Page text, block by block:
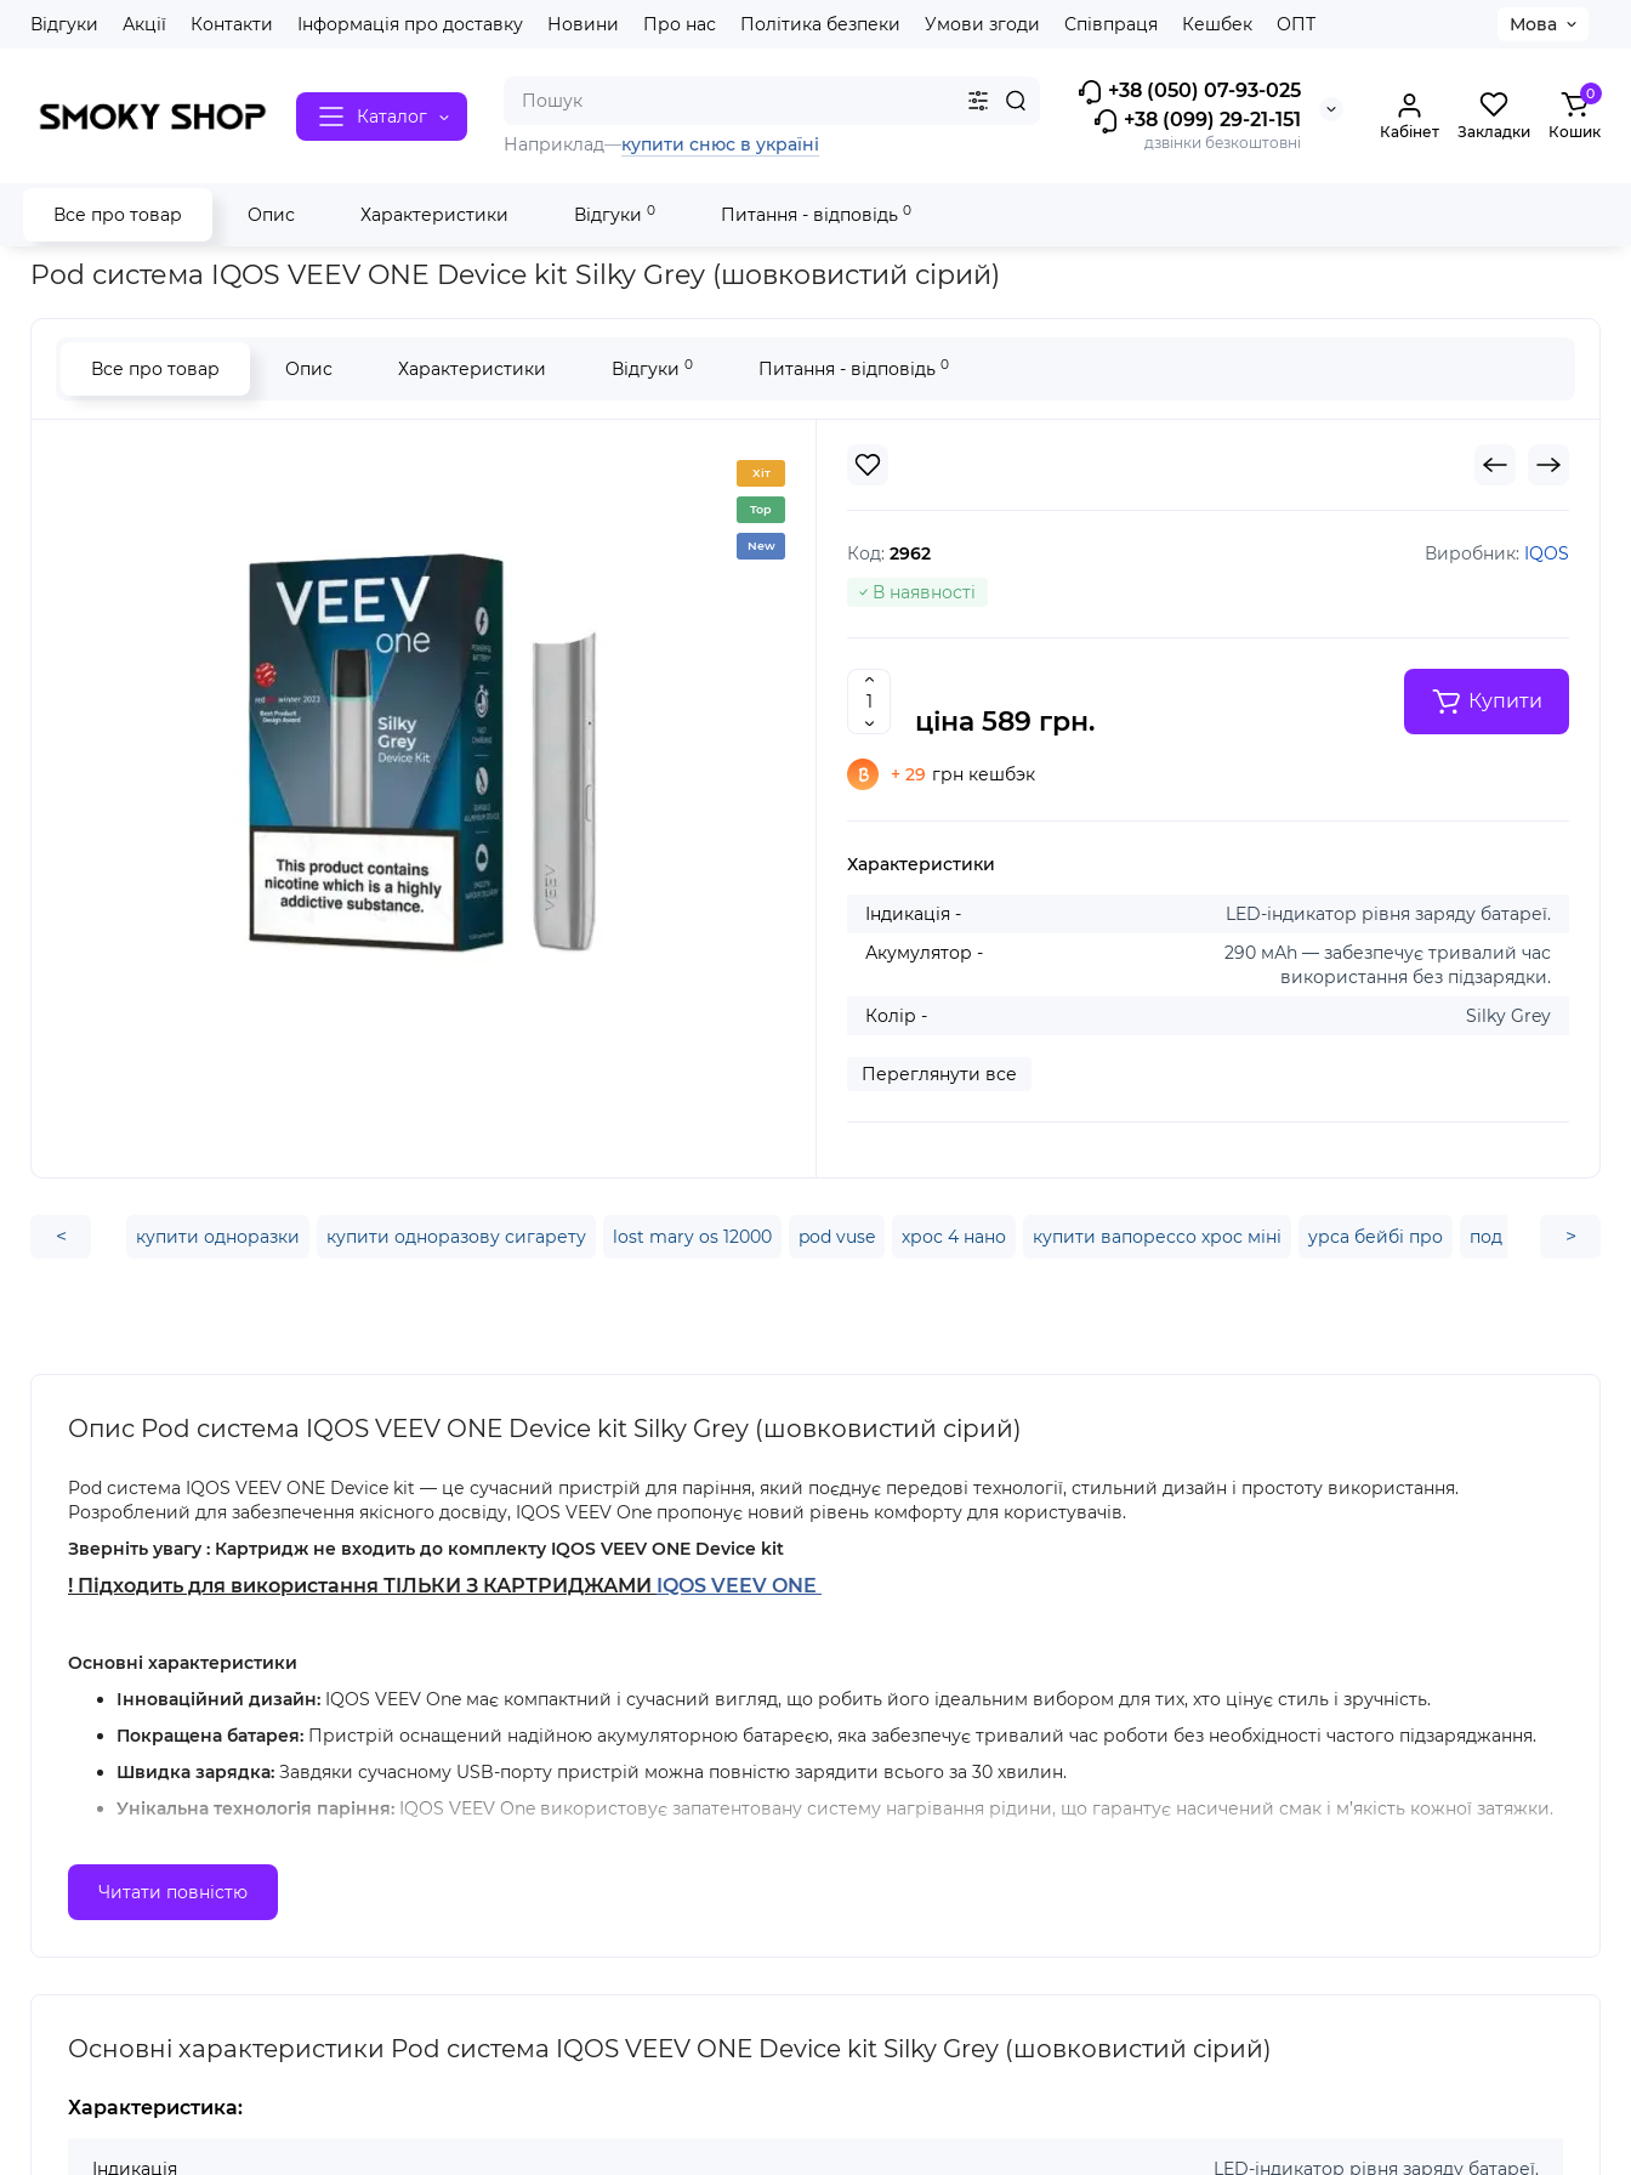
Відгуки Акції Контакти Інформація про доставку Новини Про нас Політика безпеки Умови згоди Співпраця Кешбек ОПТ Мова
Каталог
+38 (050) 07-93-025
+38 (099) 29-21-151
дзвінки безкоштовні
Наприклад—купити снюс в україні
Кабінет Закладки
0
Кошик
Все про товар Опис Характеристики Відгуки 0 Питання - відповідь 0
Вейп шоп Smoky shop Все для вейпінгу Pod системи Pod системи IQOS VEEV one Pod система IQOS VEEV ONE Device kit Silky Grey (шовковистий сірий)
Pod система IQOS VEEV ONE Device kit Silky Grey (шовковистий сірий)
Все про товар Опис Характеристики Відгуки 0 Питання - відповідь 0
Хіт
Top
New Код: 2962 Виробник: IQOS
В наявності
ціна 589 грн.
+ 29 грн кешбэк
Купити
Характеристики
Індикація -
LED-індикатор рівня заряду батареї.
Акумулятор -
290 мАh — забезпечує тривалий час
використання без підзарядки.
Колір -
Silky Grey
Переглянути все
< купити одноразки купити одноразову сигарету lost mary os 12000 pod vuse хрос 4 нано купити вапорессо хрос міні урса бейбі про под система
>
Опис Pod система IQOS VEEV ONE Device kit Silky Grey (шовковистий сірий)
Pod система IQOS VEEV ONE Device kit — це сучасний пристрій для паріння, який поєднує передові технології, стильний дизайн і простоту використання.
Розроблений для забезпечення якісного досвіду, IQOS VEEV One пропонує новий рівень комфорту для користувачів.
Зверніть увагу : Картридж не входить до комплекту IQOS VEEV ONE Device kit
! Підходить для використання ТІЛЬКИ З КАРТРИДЖАМИ IQOS VEEV ONE
Основні характеристики
Інноваційний дизайн: IQOS VEEV One має компактний і сучасний вигляд, що робить його ідеальним вибором для тих, хто цінує стиль і зручність.
Покращена батарея: Пристрій оснащений надійною акумуляторною батареєю, яка забезпечує тривалий час роботи без необхідності частого підзаряджання.
Швидка зарядка: Завдяки сучасному USB-порту пристрій можна повністю зарядити всього за 30 хвилин.
Унікальна технологія паріння: IQOS VEEV One використовує запатентовану систему нагрівання рідини, що гарантує насичений смак і м’якість кожної затяжки.
Комплектація
Читати повністю
Основні характеристики Pod система IQOS VEEV ONE Device kit Silky Grey (шовковистий сірий)
Характеристика:
Індикація LED-індикатор рівня заряду батареї.